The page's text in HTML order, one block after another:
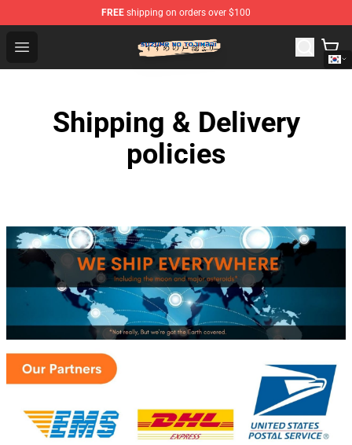
FREE shipping on orders over $100
Open menu
Suzumeno Tojimari Store - Official Suzumeno Tojimari
Shipping & Delivery
policies